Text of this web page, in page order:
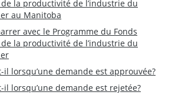
la productivité de l’industrie du
au Manitoba
avec le Programme du Fonds
la productivité de l’industrie du
il lorsqu’une demande est approuvée?
il lorsqu’une demande est rejetée?